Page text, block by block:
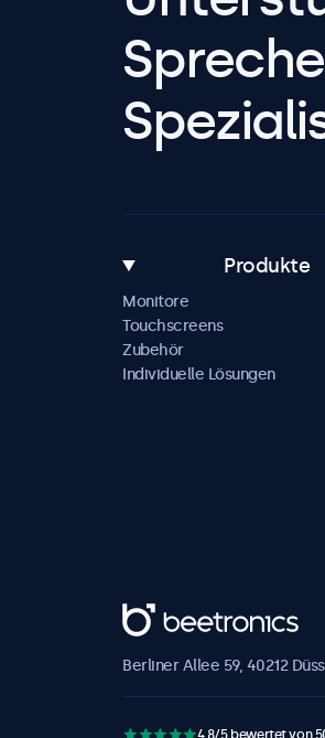
Produkte
Monitore
Touchscreens
Zubehör
Individuelle Lösungen
Beetronics
Berliner Allee 59, 40212
4.8/5 bewertet von